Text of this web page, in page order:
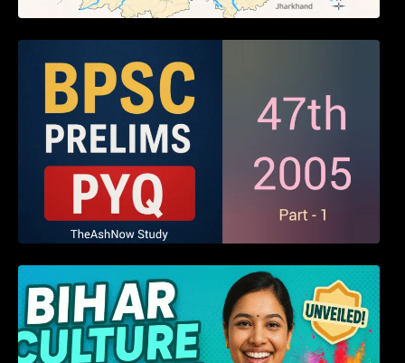
Answers (Part – 01)
हम बिहारवासी: भाषाओं व संस्कृतियों की धरोहर “हमारा
बिहार”